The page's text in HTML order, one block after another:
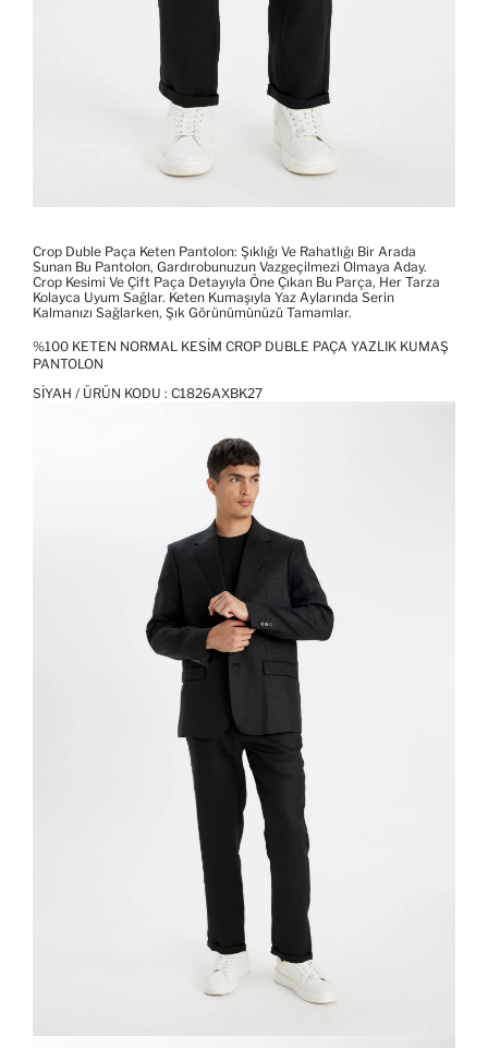
Crop Duble Paça Keten Pantolon: Şıklığı Ve Rahatlığı Bir Arada
Sunan Bu Pantolon, Gardırobunuzun Vazgeçilmezi Olmaya Aday.
Crop Kesimi Ve Çift Paça Detayıyla Öne Çıkan Bu Parça, Her Tarza
Kolayca Uyum Sağlar. Keten Kumaşıyla Yaz Aylarında Serin
Kalmanızı Sağlarken, Şık Görünümünüzü Tamamlar.
%100 KETEN NORMAL KESIM CROP DUBLE PAÇA YAZLIK KUMAŞ
PANTOLON
SIYAH / ÜRÜN KODU : C1826AXBK27